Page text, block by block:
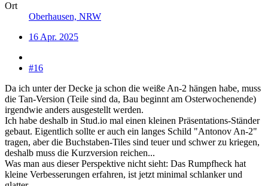
Ort
Oberhausen, NRW
16 Apr. 2025
#16
Da ich unter der Decke ja schon die weiße An-2 hängen habe, muss
die Tan-Version (Teile sind da, Bau beginnt am Osterwochenende)
irgendwie anders ausgestellt werden.
Ich habe deshalb in Stud.io mal einen kleinen Präsentations-Ständer
gebaut. Eigentlich sollte er auch ein langes Schild "Antonov An-2"
tragen, aber die Buchstaben-Tiles sind teuer und schwer zu kriegen,
deshalb muss die Kurzversion reichen...
Was man aus dieser Perspektive nicht sieht: Das Rumpfheck hat
kleine Verbesserungen erfahren, ist jetzt minimal schlanker und